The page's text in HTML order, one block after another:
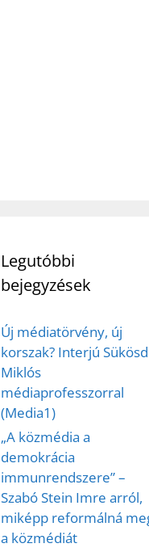
Legutóbbi
bejegyzések
Új médiatörvény, új
korszak? Interjú Sükösd
Miklós
médiaprofesszorral
(Media1)
„A közmédia a
demokrácia
immunrendszere” –
Szabó Stein Imre arról,
miképp reformálná
a közmédiát